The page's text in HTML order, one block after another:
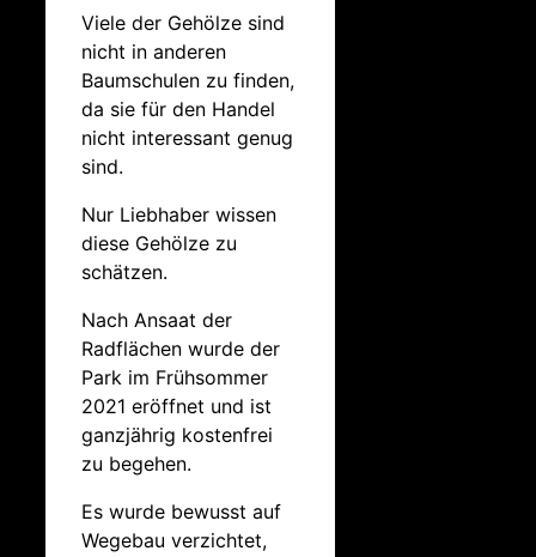
Viele der Gehölze sind
nicht in anderen
Baumschulen zu finden,
da sie für den Handel
nicht interessant genug
sind.
Nur Liebhaber wissen
diese Gehölze zu
schätzen.
Nach Ansaat der
Radflächen wurde der
Park im Frühsommer
2021 eröffnet und ist
ganzjährig kostenfrei
zu begehen.
Es wurde bewusst auf
Wegebau verzichtet,